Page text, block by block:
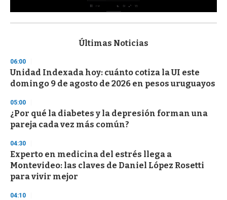
s
d
s
o
f
3
s
e
c
n
d
s
Últimas Noticias
06:00
Unidad Indexada hoy: cuánto cotiza la UI este
domingo 9 de agosto de 2026 en pesos uruguayos
05:00
¿Por qué la diabetes y la depresión forman una
pareja cada vez más común?
04:30
Experto en medicina del estrés llega a
Montevideo: las claves de Daniel López Rosetti
para vivir mejor
04:10